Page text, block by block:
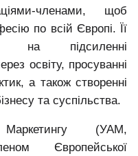
щоб
по всій Європі. Її
на підсиленні
освіту, просуванні
а також створенні
та суспільства.
Маркетингу (УАМ,
Європейської